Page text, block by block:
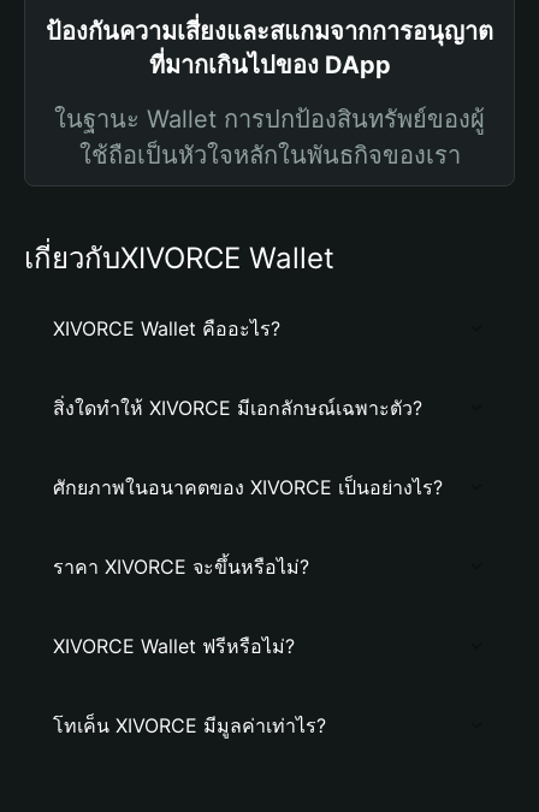
ป้องกันความเสี่ยงและสแกมจากการอนุญาต
ที่มากเกินไปของ DApp
ในฐานะ Wallet การปกป้องสินทรัพย์ของผู้
ใช้ถือเป็นหัวใจหลักในพันธกิจของเรา
เกี่ยวกับXIVORCE Wallet
XIVORCE Wallet คืออะไร?
สิ่งใดทำให้ XIVORCE มีเอกลักษณ์เฉพาะตัว?
ศักยภาพในอนาคตของ XIVORCE เป็นอย่างไร?
ราคา XIVORCE จะขึ้นหรือไม่?
XIVORCE Wallet ฟรีหรือไม่?
โทเค็น XIVORCE มีมูลค่าเท่าไร?